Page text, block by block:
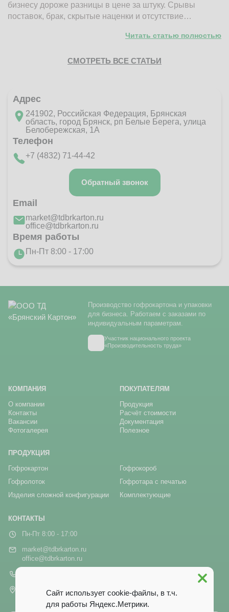
бизнесу дороже разницы в цене за штуку. Срывы
поставок, брак, скрытые наценки и отсутствие…
Читать статью полностью
СМОТРЕТЬ ВСЕ СТАТЬИ
Адрес
241902, Российская Федерация, Брянская
область, город Брянск, рп Белые Берега, улица
Белобережская, 1А
Телефон
+7 (4832) 71-44-42
Обратный звонок
Email
market@tdbrkarton.ru
office@tdbrkarton.ru
Время работы
Пн-Пт 8:00 - 17:00
Производство гофрокартона и упаковки
для бизнеса. Работаем с заказами по
индивидуальным параметрам.
Участник национального проекта
«Производительность труда»
КОМПАНИЯ
О компании
Контакты
Вакансии
Фотогалерея
ПОКУПАТЕЛЯМ
Продукция
Расчёт стоимости
Документация
Полезное
ПРОДУКЦИЯ
Гофрокартон
Гофрокороб
Гофролоток
Гофротара с печатью
Изделия сложной конфигурации
Комплектующие
КОНТАКТЫ
Пн-Пт 8:00 - 17:00
market@tdbrkarton.ru
office@tdbrkarton.ru
г. Брянск, рп Белые Берега,
ул. Белобережская, 1А
Сайт использует cookie-файлы, в т.ч.
для работы Яндекс.Метрики.